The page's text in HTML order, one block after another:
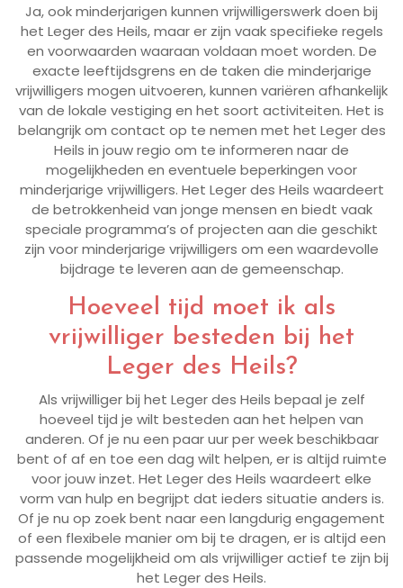
Ja, ook minderjarigen kunnen vrijwilligerswerk doen bij
het Leger des Heils, maar er zijn vaak specifieke regels
en voorwaarden waaraan voldaan moet worden. De
exacte leeftijdsgrens en de taken die minderjarige
vrijwilligers mogen uitvoeren, kunnen variëren afhankelijk
van de lokale vestiging en het soort activiteiten. Het is
belangrijk om contact op te nemen met het Leger des
Heils in jouw regio om te informeren naar de
mogelijkheden en eventuele beperkingen voor
minderjarige vrijwilligers. Het Leger des Heils waardeert
de betrokkenheid van jonge mensen en biedt vaak
speciale programma’s of projecten aan die geschikt
zijn voor minderjarige vrijwilligers om een waardevolle
bijdrage te leveren aan de gemeenschap.
Hoeveel tijd moet ik als
vrijwilliger besteden bij het
Leger des Heils?
Als vrijwilliger bij het Leger des Heils bepaal je zelf
hoeveel tijd je wilt besteden aan het helpen van
anderen. Of je nu een paar uur per week beschikbaar
bent of af en toe een dag wilt helpen, er is altijd ruimte
voor jouw inzet. Het Leger des Heils waardeert elke
vorm van hulp en begrijpt dat ieders situatie anders is.
Of je nu op zoek bent naar een langdurig engagement
of een flexibele manier om bij te dragen, er is altijd een
passende mogelijkheid om als vrijwilliger actief te zijn bij
het Leger des Heils.